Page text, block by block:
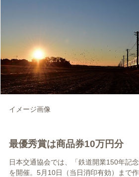
イメージ画像
最優秀賞は商品券10万円分
日本交通協会では、「鉄道開業150年記
を開催。5月10日（当日消印有効）まで作